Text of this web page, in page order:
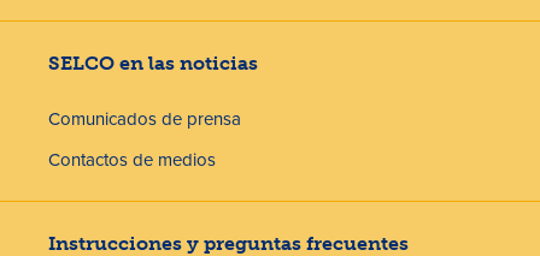
SELCO en las noticias
Comunicados de prensa
Contactos de medios
Instrucciones y preguntas frecuentes